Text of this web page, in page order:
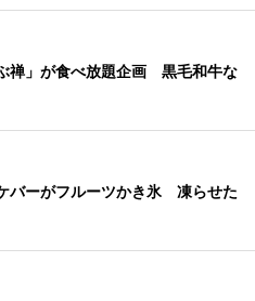
禅」が食べ放題企画 黒毛和牛な
バーがフルーツかき氷 凍らせた